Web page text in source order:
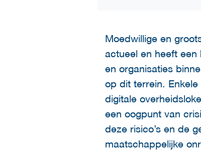
Moedwillige en
actueel en heeft een
en organisaties
op dit terrein.
digitale
een oogpunt van
deze risico’s en de
maatschappelijke